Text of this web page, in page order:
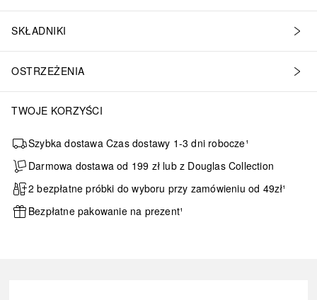
SKŁADNIKI
OSTRZEŻENIA
TWOJE KORZYŚCI
Szybka dostawa Czas dostawy 1-3 dni robocze¹
Darmowa dostawa od 199 zł lub z Douglas Collection
2 bezpłatne próbki do wyboru przy zamówieniu od 49zł¹
Bezpłatne pakowanie na prezent¹